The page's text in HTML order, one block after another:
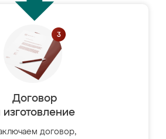
Договор
изготовление
договор,